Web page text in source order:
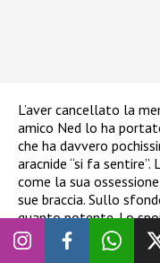
L’aver cancellato la
amico Ned lo ha
che ha davvero
aracnide “si fa
come la sua
sue braccia. Sullo
quanto potente. Lo
dietro l’angolo, quindi
lettura. Troppo tardi…